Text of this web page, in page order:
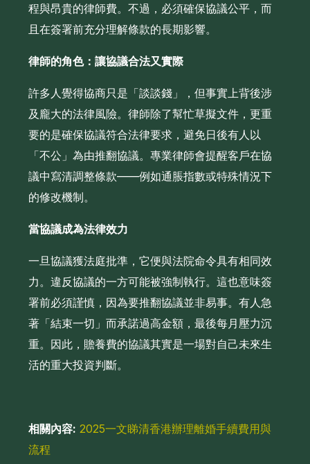
程與昂貴的律師費。不過，必須確保協議公平，而
且在簽署前充分理解條款的長期影響。
律師的角色：讓協議合法又實際
許多人覺得協商只是「談談錢」，但事實上背後涉
及龐大的法律風險。律師除了幫忙草擬文件，更重
要的是確保協議符合法律要求，避免日後有人以
「不公」為由推翻協議。專業律師會提醒客戶在協
議中寫清調整條款——例如通脹指數或特殊情況下
的修改機制。
當協議成為法律效力
一旦協議獲法庭批準，它便與法院命令具有相同效
力。違反協議的一方可能被強制執行。這也意味簽
署前必須謹慎，因為要推翻協議並非易事。有人急
著「結束一切」而承諾過高金額，最後每月壓力沉
重。因此，贍養費的協議其實是一場對自己未來生
活的重大投資判斷。
相關內容: 2025一文睇清香港辦理離婚手續費用與
流程